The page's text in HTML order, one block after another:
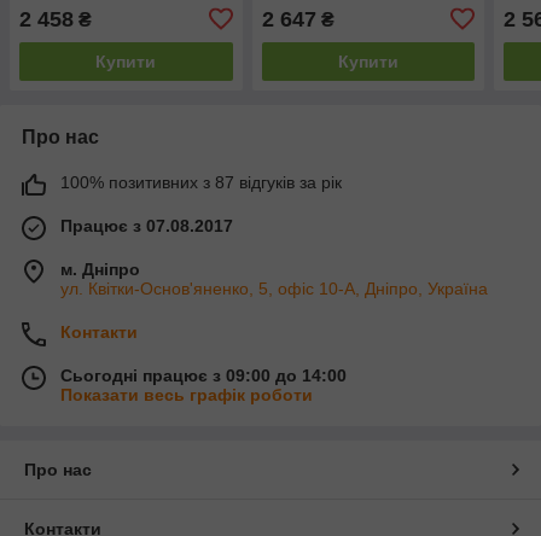
2 458 ₴
Купити
2 647 ₴
Купити
2
Про нас
100% позитивних з 87 відгуків за рік
Працює з 07.08.2017
м. Дніпро
ул. Квітки-Основ'яненко, 5, офіс 10-А, Дніпро, Україна
Контакти
Сьогодні працює з 09:00 до 14:00
Показати весь графік роботи
Про нас
Контакти